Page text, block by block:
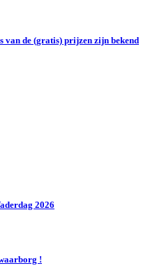
van de (gratis) prijzen zijn bekend
2026
!